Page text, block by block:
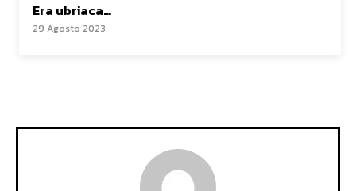
Era ubriaca…
29 Agosto 2023